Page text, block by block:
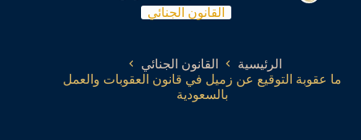
القانون الجنائي
الرئيسية
القانون الجنائي
ما عقوبة التوقيع عن زميل في قانون العقوبات والعمل
بالسعودية